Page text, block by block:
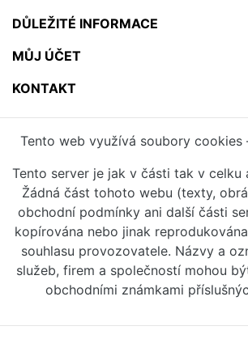
DŮLEŽITÉ INFORMACE
MŮJ ÚČET
KONTAKT
Tento web využívá soubory cookies
Tento server je jak v části tak v celku
Žádná část tohoto webu (texty,
obchodní podmínky ani další části
kopírována nebo jinak
souhlasu provozovatele. Názvy a
služeb, firem a společností mohou
obchodními známkami